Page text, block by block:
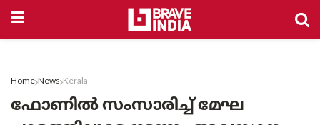
Home News Kerala
ഫോണിൽ സംസാരിച്ച് മേഘ